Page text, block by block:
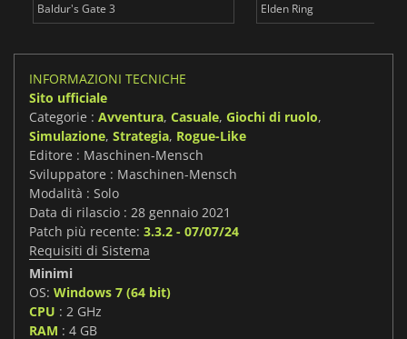
Baldur's Gate 3 Elden Ring
INFORMAZIONI TECNICHE
Sito ufficiale
Categorie : Avventura, Casuale, Giochi di ruolo,
Simulazione, Strategia, Rogue-Like
Editore : Maschinen-Mensch
Sviluppatore : Maschinen-Mensch
Modalità : Solo
Data di rilascio : 28 gennaio 2021
Patch più recente: 3.3.2 - 07/07/24
Requisiti di Sistema
Minimi
OS: Windows 7 (64 bit)
CPU : 2 GHz
RAM : 4 GB